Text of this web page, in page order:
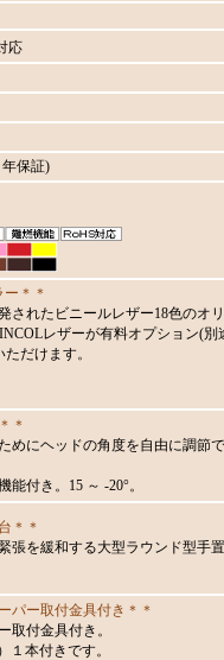
応
保証)
＊＊
されたビニールレザー18色のオ
レザーが有料オプション(別
だけます。
＊
めにヘッドの角度を自由に調節
付き。15 ～ -20°。
＊＊
張を緩和する大型ラウンド型手
パー取付金具付き＊＊
取付金具付き。
１本付きです。